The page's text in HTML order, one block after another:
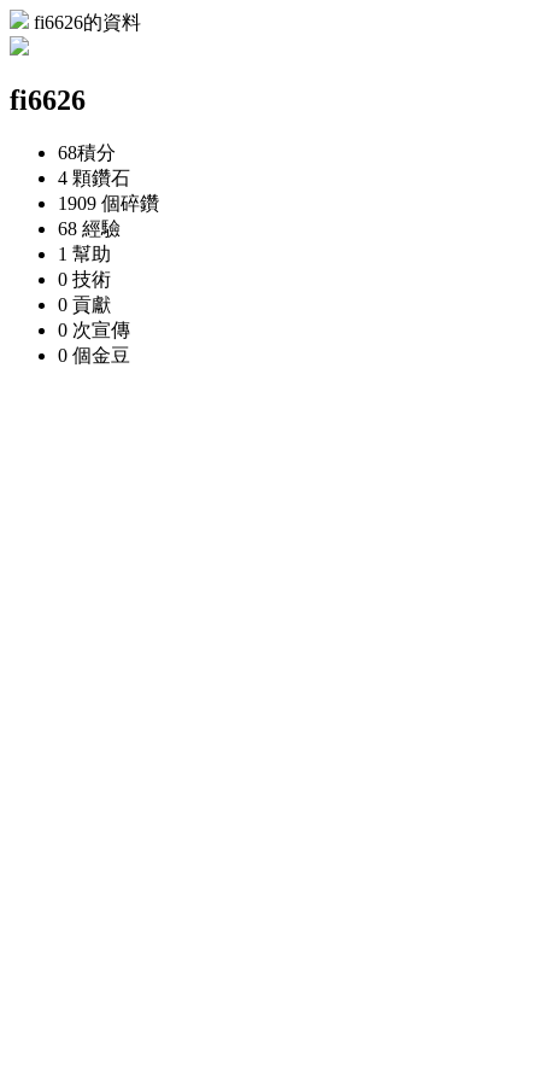
fi6626的資料
fi6626
68積分
4 顆鑽石
1909 個碎鑽
68 經驗
1 幫助
0 技術
0 貢獻
0 次宣傳
0 個金豆